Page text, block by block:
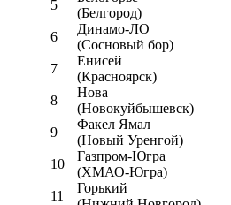
5
(Белгород)
6
Динамо-ЛО
(Сосновый бор)
7
Енисей
(Красноярск)
8
Нова
(Новокуйбышевск)
9
Факел Ямал
(Новый Уренгой)
10
Газпром-Югра
(ХМАО-Югра)
11
Горький